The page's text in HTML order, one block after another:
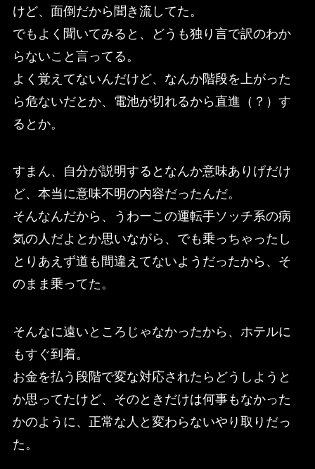
けど、面倒だから聞き流してた。
でもよく聞いてみると、どうも独り言で訳のわか
らないこと言ってる。
よく覚えてないんだけど、なんか階段を上がった
ら危ないだとか、電池が切れるから直進（？）す
るとか。
すまん、自分が説明するとなんか意味ありげだけ
ど、本当に意味不明の内容だったんだ。
そんなんだから、うわーこの運転手ソッチ系の病
気の人だよとか思いながら、でも乗っちゃったし
とりあえず道も間違えてないようだったから、そ
のまま乗ってた。
そんなに遠いところじゃなかったから、ホテルに
もすぐ到着。
お金を払う段階で変な対応されたらどうしようと
か思ってたけど、そのときだけは何事もなかった
かのように、正常な人と変わらないやり取りだっ
た。